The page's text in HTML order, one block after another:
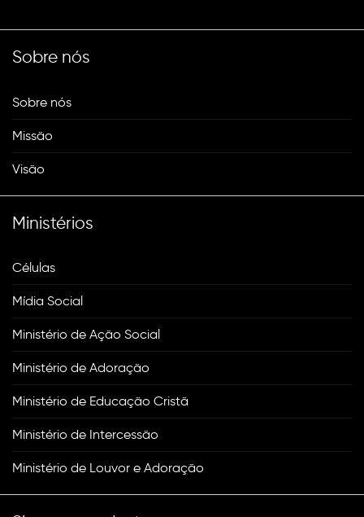
Sobre nós
Sobre nós
Missão
Visão
Ministérios
Células
Mídia Social
Ministério de Ação Social
Ministério de Adoração
Ministério de Educação Cristã
Ministério de Intercessão
Ministério de Louvor e Adoração